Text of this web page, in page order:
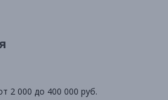
2 000 до 400 000 руб.